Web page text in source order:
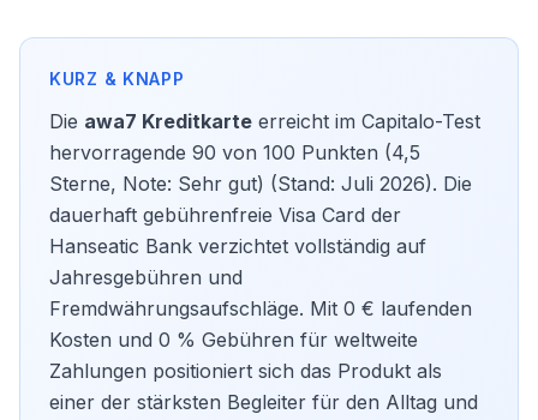
Die awa7 Kreditkarte erreicht im Capitalo-Test
hervorragende 90 von 100 Punkten (4,5
Sterne, Note: Sehr gut) (Stand: Juli 2026). Die
dauerhaft gebührenfreie Visa Card der
Hanseatic Bank verzichtet vollständig auf
Jahresgebühren und
Fremdwährungsaufschläge. Mit 0 € laufenden
Kosten und 0 % Gebühren für weltweite
Zahlungen positioniert sich das Produkt als
einer der stärksten Begleiter für den Alltag und